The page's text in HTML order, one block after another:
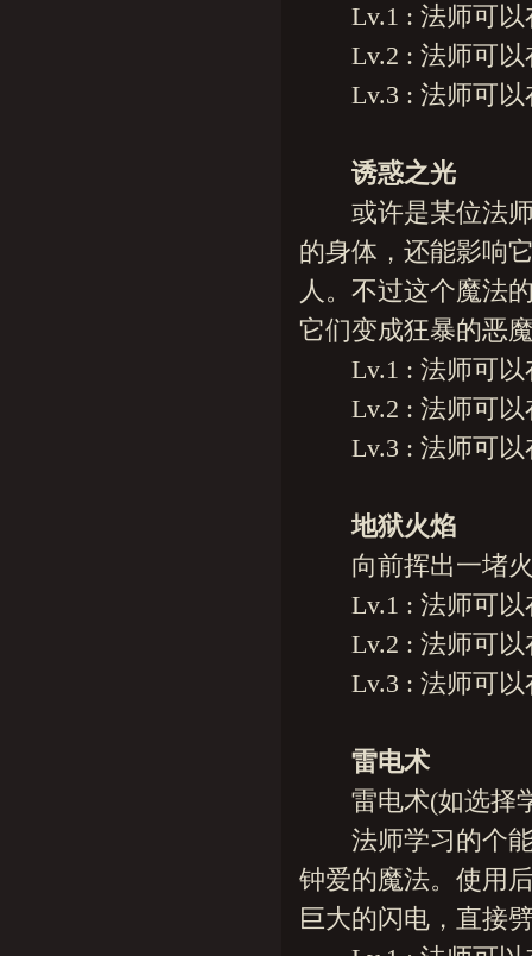
Lv.1 : 法师可以
Lv.2 : 法师可以
Lv.3 : 法师可以
诱惑之光
或许是某位法师
的身体，还能影响
人。不过这个魔法
它们变成狂暴的恶
Lv.1 : 法师可以
Lv.2 : 法师可以
Lv.3 : 法师可以
地狱火焰
向前挥出一堵火
Lv.1 : 法师可以
Lv.2 : 法师可以
Lv.3 : 法师可以
雷电术
雷电术(如选择学
法师学习的个能
钟爱的魔法。使用
巨大的闪电，直接